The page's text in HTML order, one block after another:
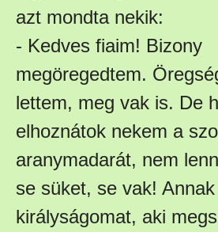
azt mondta nekik:
- Kedves fiaim! Bizony
megöregedtem.
lettem, meg vak is. De
elhoznátok nekem a
aranymadarát, nem
se süket, se vak!
királyságomat, aki